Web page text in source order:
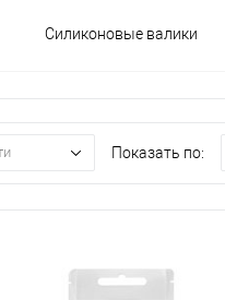
Силиконовые валики
Показать по: